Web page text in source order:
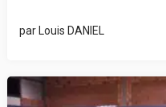
par Louis DANIEL